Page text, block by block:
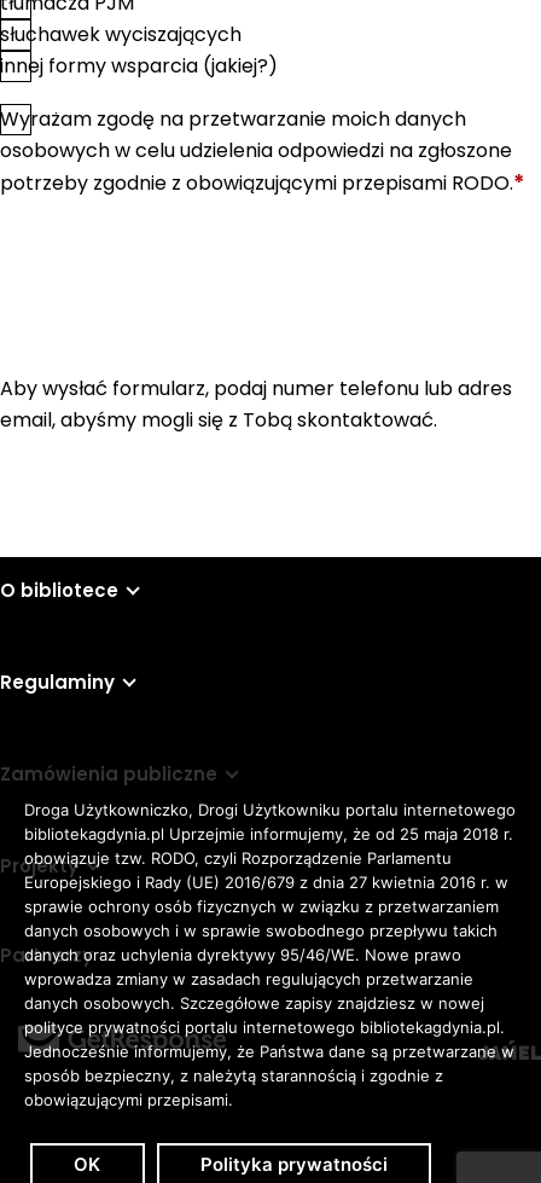
Zaloguj Dostępność
Rozmiar
czcionki
Adomyślna czcionka
Awiększa czcionka
Aduża czcionka
KONTRAST:
ZWIĘKSZ
ODSTĘPY
W
słuchawek wyciszających
innej formy wsparcia (jakiej?)
Zgoda*
Wyrażam zgodę na przetwarzanie moich danych
osobowych w celu udzielenia odpowiedzi na zgłoszone
potrzeby zgodnie z obowiązującymi przepisami RODO.*
Aby wysłać formularz, podaj numer telefonu lub adres
email, abyśmy mogli się z Tobą skontaktować.
O bibliotece
Regulaminy
Zamówienia publiczne
Projekty
Partnerzy
Droga Użytkowniczko, Drogi Użytkowniku portalu internetowego
bibliotekagdynia.pl Uprzejmie informujemy, że od 25 maja 2018 r.
obowiązuje tzw. RODO, czyli Rozporządzenie Parlamentu
Europejskiego i Rady (UE) 2016/679 z dnia 27 kwietnia 2016 r. w
sprawie ochrony osób fizycznych w związku z przetwarzaniem
danych osobowych i w sprawie swobodnego przepływu takich
danych oraz uchylenia dyrektywy 95/46/WE. Nowe prawo
wprowadza zmiany w zasadach regulujących przetwarzanie
danych osobowych. Szczegółowe zapisy znajdziesz w nowej
polityce prywatności portalu internetowego bibliotekagdynia.pl.
Jednocześnie informujemy, że Państwa dane są przetwarzane w
sposób bezpieczny, z należytą starannością i zgodnie z
obowiązującymi przepisami.
OK Polityka prywatności